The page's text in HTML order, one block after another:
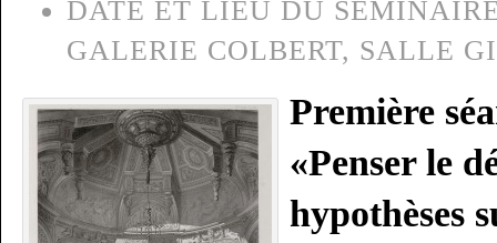
DATE ET LIEU DU
GALERIE COLBERT, SALLE
Première
«Penser le
hypothèses